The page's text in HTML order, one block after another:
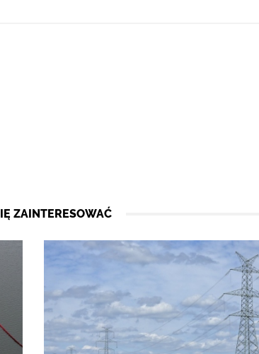
ZAINTERESOWAĆ